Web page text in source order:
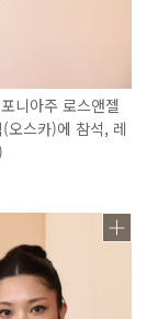
니아주 로스앤젤
오스카)에 참석, 레